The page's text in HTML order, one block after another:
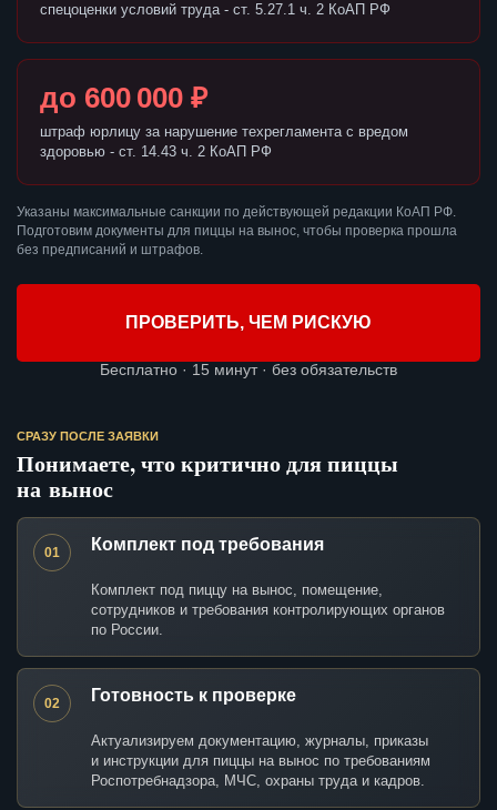
спецоценки условий труда - ст. 5.27.1 ч. 2 КоАП РФ
до 600 000 ₽
штраф юрлицу за нарушение техрегламента с вредом
здоровью - ст. 14.43 ч. 2 КоАП РФ
Указаны максимальные санкции по действующей редакции КоАП РФ.
Подготовим документы для пиццы на вынос, чтобы проверка прошла
без предписаний и штрафов.
ПРОВЕРИТЬ, ЧЕМ РИСКУЮ
Бесплатно · 15 минут · без обязательств
СРАЗУ ПОСЛЕ ЗАЯВКИ
Понимаете, что критично для пиццы
на вынос
01 Комплект под требования
Комплект под пиццу на вынос, помещение,
сотрудников и требования контролирующих органов
по России.
02 Готовность к проверке
Актуализируем документацию, журналы, приказы
и инструкции для пиццы на вынос по требованиям
Роспотребнадзора, МЧС, охраны труда и кадров.